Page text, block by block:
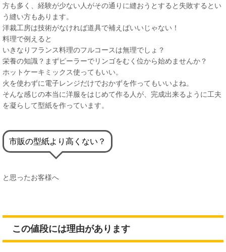
方も多く、経験が少ない人がその通りに縫おうとすると失敗するとい
う縫い方もあります。
洋裁工房は技術がなければ道具で補えばいいじゃない！
料理で例えると
いきなりフランス料理のフルコースは無理でしょ？
栄養の知識？まずピーラーでリンゴをむく位から始めませんか？
ホットケーキミックス使ってもいい。
火を使わずに電子レンジだけでおかずを作ってもいいよね。
そんな感じの本当に洋服をはじめて作る人が、完成出来るように工夫
を凝らして型紙を作っています。
市販の型紙より高くない？
と思ったお客様へ
この値段には理由があります